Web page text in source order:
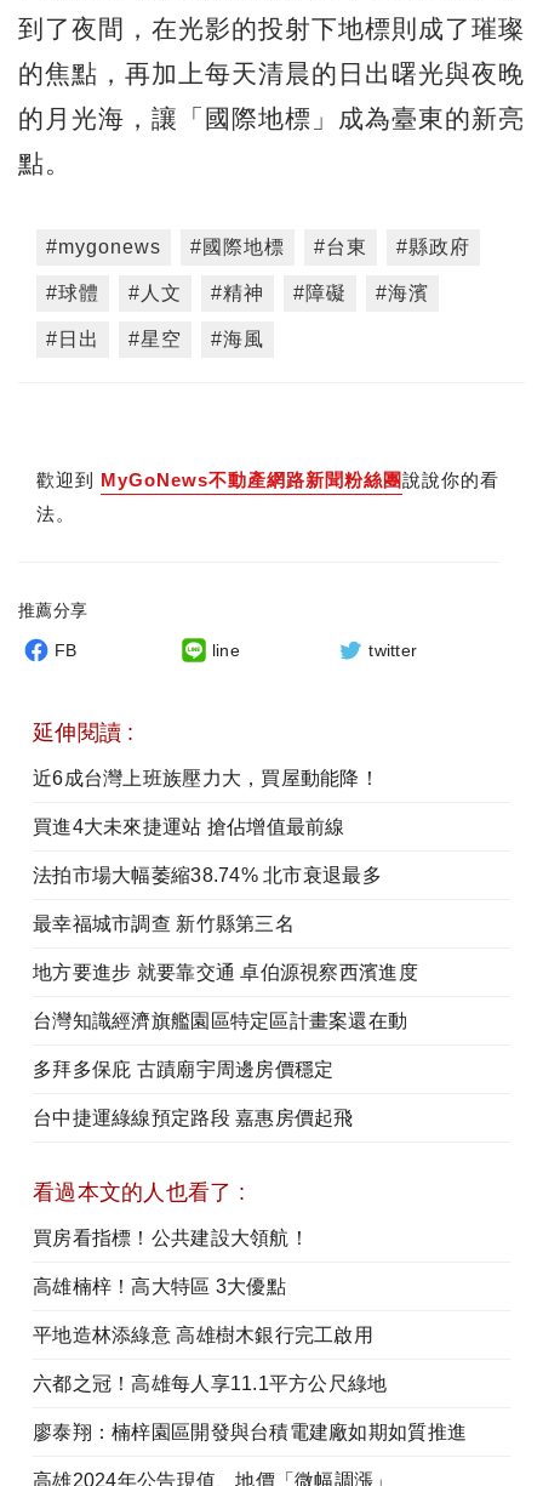
到了夜間，在光影的投射下地標則成了璀璨
的焦點，再加上每天清晨的日出曙光與夜晚
的月光海，讓「國際地標」成為臺東的新亮
點。
#mygonews #國際地標 #台東 #縣政府
#球體 #人文 #精神 #障礙 #海濱
#日出 #星空 #海風
歡迎到 MyGoNews不動產網路新聞粉絲團說說你的看
法。
推薦分享
FB line twitter
延伸閱讀 :
近6成台灣上班族壓力大，買屋動能降！
買進4大未來捷運站 搶佔增值最前線
法拍市場大幅萎縮38.74% 北市衰退最多
最幸福城市調查 新竹縣第三名
地方要進步 就要靠交通 卓伯源視察西濱進度
台灣知識經濟旗艦園區特定區計畫案還在動
多拜多保庇 古蹟廟宇周邊房價穩定
台中捷運綠線預定路段 嘉惠房價起飛
看過本文的人也看了 :
買房看指標！公共建設大領航！
高雄楠梓！高大特區 3大優點
平地造林添綠意 高雄樹木銀行完工啟用
六都之冠！高雄每人享11.1平方公尺綠地
廖泰翔：楠梓園區開發與台積電建廠如期如質推進
高雄2024年公告現值、地價「微幅調漲」